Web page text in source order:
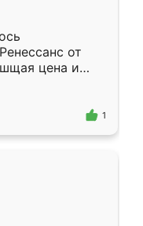
от
цена и
Приехавший
самый
1